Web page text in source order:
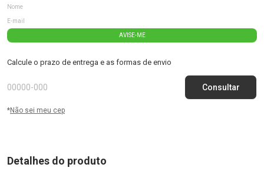
AVISE-ME
Calcule o prazo de entrega e as formas de envio
*Não sei meu cep
Detalhes do produto